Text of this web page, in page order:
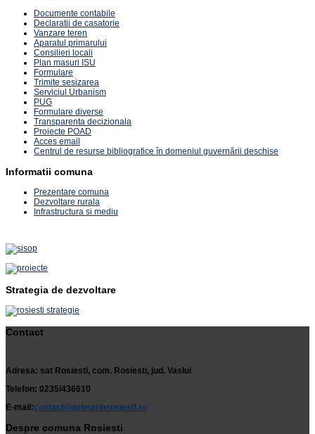
Documente contabile
Declaratii de casatorie
Vanzare teren
Aparatul primarului
Consilieri locali
Plan masuri ISU
Formulare
Trimite sesizarea
Serviciul Urbanism
PUG
Formulare diverse
Transparenta decizionala
Proiecte POAD
Acces email
Centrul de resurse bibliografice în domeniul guvernării deschise
Informatii comuna
Prezentare comuna
Dezvoltare rurala
Infrastructura si mediu
Strategia de dezvoltare
Contact
Adresa: sat Rosiesti, com. Rosiesti, jud. Vaslui
Telefon: 0235/436610
E-mail:contact@primariarosiesti.ro
Despre comuna Rosiesti